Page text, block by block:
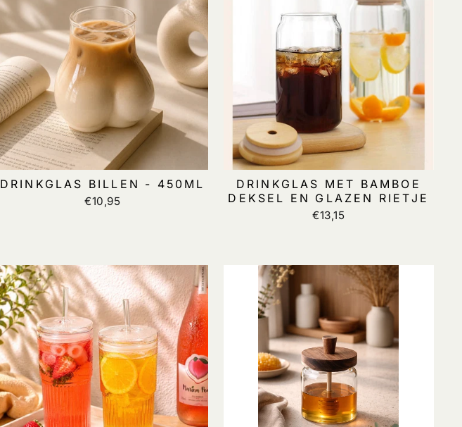
DRINKGLAS BILLEN - 450ML
€10,95
DRINKGLAS MET BAMBOE
DEKSEL EN GLAZEN RIETJE
€13,15